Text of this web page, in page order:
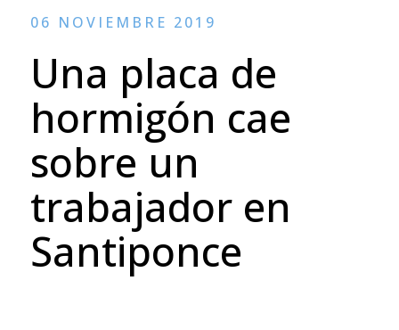
06 NOVIEMBRE 2019
Una placa de
hormigón cae
sobre un
trabajador en
Santiponce